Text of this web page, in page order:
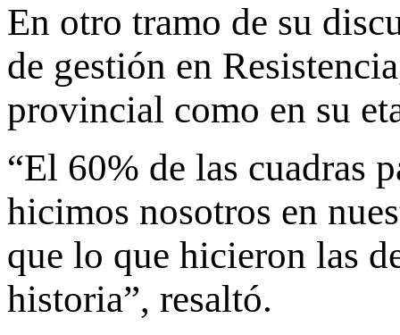
En otro tramo de su
de gestión en
provincial como en su
“El 60% de las cuadras
hicimos nosotros en
que lo que hicieron las
historia”, resaltó.